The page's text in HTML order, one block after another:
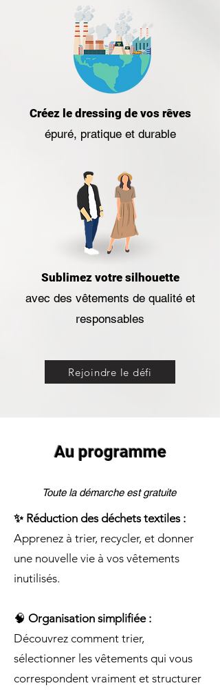
Créez le dressing de vos rêves
épuré, pratique et durable
Sublimez votre silhouette
avec des vêtements de qualité et
responsables
Rejoindre le défi
Au programme
Toute la démarche est gratuite
✨ Réduction des déchets textiles :
Apprenez à trier, recycler, et donner
une nouvelle vie à vos vêtements
inutilisés.
🧠 Organisation simplifiée :
Découvrez comment trier,
sélectionner les vêtements qui vous
correspondent vraiment et structurer